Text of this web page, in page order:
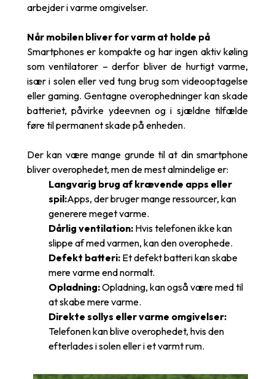
arbejder i varme omgivelser.
Når mobilen bliver for varm at holde på
Smartphones er kompakte og har ingen aktiv køling
som ventilatorer – derfor bliver de hurtigt varme,
især i solen eller ved tung brug som videooptagelse
eller gaming. Gentagne overophedninger kan skade
batteriet, påvirke ydeevnen og i sjældne tilfælde
føre til permanent skade på enheden.
Der kan være mange grunde til at din smartphone
bliver overophedet, men de mest almindelige er:
Langvarig brug af krævende apps eller
spil:Apps, der bruger mange ressourcer, kan
generere meget varme.
Dårlig ventilation: Hvis telefonen ikke kan
slippe af med varmen, kan den overophede.
Defekt batteri: Et defekt batteri kan skabe
mere varme end normalt.
Opladning:Opladning, kan også være med til
at skabe mere varme.
Direkte sollys eller varme omgivelser:
Telefonen kan blive overophedet, hvis den
efterlades i solen eller i et varmt rum.